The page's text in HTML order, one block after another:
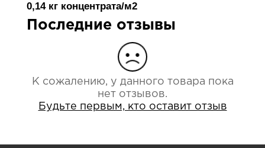
0,14 кг концентрата/м2
Последние отзывы
К сожалению, у данного товара пока
нет отзывов.
Будьте первым, кто оставит отзыв